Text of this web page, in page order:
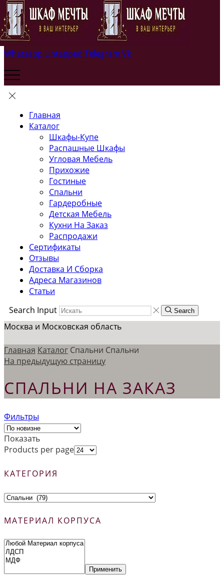
Whatsapp Untapped Telegram Vk
Главная
Каталог
Шкафы-Купе
Распашные Шкафы
Угловая Мебель
Прихожие
Гостиные
Спальни
Гардеробные
Детская Мебель
Кухни На Заказ
Распродажи
Сертификаты
Отзывы
Доставка И Сборка
Адреса Магазинов
Статьи
Search Input
Search
Москва и Московская область
Главная Каталог Спальни Спальни
На предыдущую страницу
СПАЛЬНИ НА ЗАКАЗ
Фильтры
Показать
Products per page
КАТЕГОРИЯ
МАТЕРИАЛ КОРПУСА
Применить